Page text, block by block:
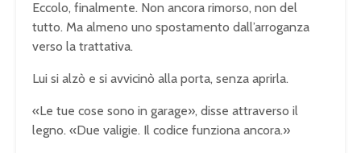
Eccolo, finalmente. Non ancora rimorso, non del
tutto. Ma almeno uno spostamento dall’arroganza
verso la trattativa.
Lui si alzò e si avvicinò alla porta, senza aprirla.
«Le tue cose sono in garage», disse attraverso il
legno. «Due valigie. Il codice funziona ancora.»